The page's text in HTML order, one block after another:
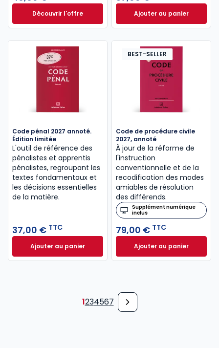
Découvrir l'offreLe guide pénal 2026. 27e éd. à partir de
Dès
Ajouter au panier
Code de
Code pénal 2027 annoté.
Édition limitée
L'outil de référence des
pénalistes et apprentis
pénalistes, regroupant les
textes fondamentaux et
les décisions essentielles
de la matière.
37,00 € TTC
Ajouter au panierCode pénal 2027 annoté. Édition limitée à 37,00 €
BEST-SELLER
Code de procédure civile
2027, annoté
À jour de la réforme de
l'instruction
conventionnelle et de la
recodification des modes
amiables de résolution
des différends.
Supplément numérique
inclus
79,00 € TTC
Ajouter au panier
Code de
1234567